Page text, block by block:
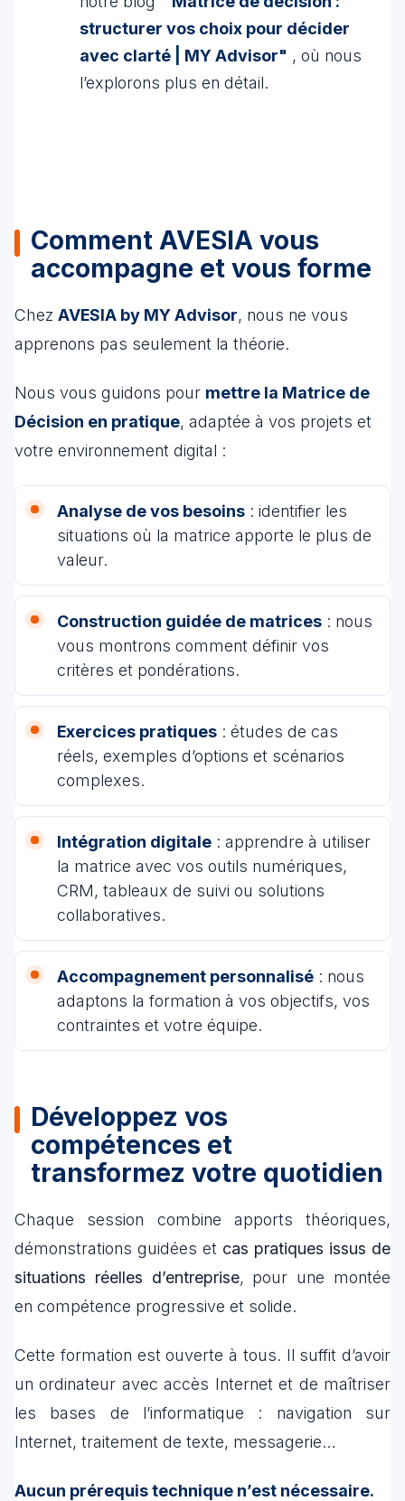
structurer vos choix pour décider
avec clarté | MY Advisor" , où nous
l’explorons plus en détail.
Comment AVESIA vous
accompagne et vous forme
Chez AVESIA by MY Advisor, nous ne vous
apprenons pas seulement la théorie.
Nous vous guidons pour mettre la Matrice de
Décision en pratique, adaptée à vos projets et
votre environnement digital :
Analyse de vos besoins : identifier les
situations où la matrice apporte le plus de
valeur.
Construction guidée de matrices : nous
vous montrons comment définir vos
critères et pondérations.
Exercices pratiques : études de cas
réels, exemples d’options et scénarios
complexes.
Intégration digitale : apprendre à utiliser
la matrice avec vos outils numériques,
CRM, tableaux de suivi ou solutions
collaboratives.
Accompagnement personnalisé : nous
adaptons la formation à vos objectifs, vos
contraintes et votre équipe.
Développez vos
compétences et
transformez​ votre quotidien
Chaque session combine apports théoriques,
démonstrations guidées et cas pratiques issus de
situations réelles d’entreprise, pour une montée
en compétence progressive et solide.
Cette formation est ouverte à tous. Il suffit d’avoir
un ordinateur avec accès Internet et de maîtriser
les bases de l’informatique : navigation sur
Internet, traitement de texte, messagerie…
Aucun prérequis technique n’est nécessaire.